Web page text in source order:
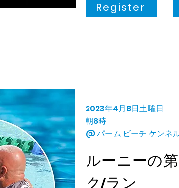
Register
2023年4月8日土曜日
朝8時
@ パーム ビーチ ケンネ
ルーニーの
ク/ラン